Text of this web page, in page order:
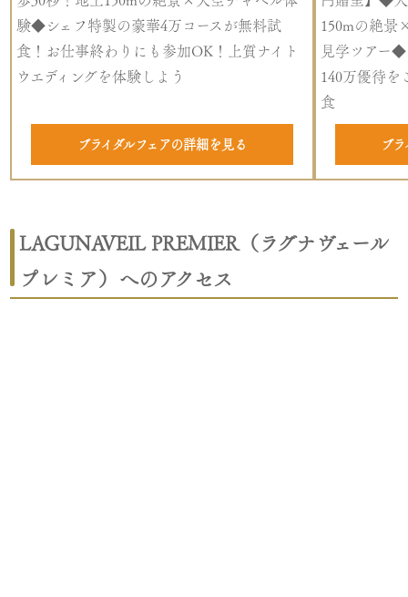
験◆シェフ特製の豪華4万コースが無料試
食！お仕事終わりにも参加OK！上質ナイト
ウエディングを体験しよう
ブライダルフェアの詳細を見る
150mの絶景
見学ツアー
140万優待
食
ブ
LAGUNAVEIL PREMIER（ラグナヴェール
プレミア）へのアクセス